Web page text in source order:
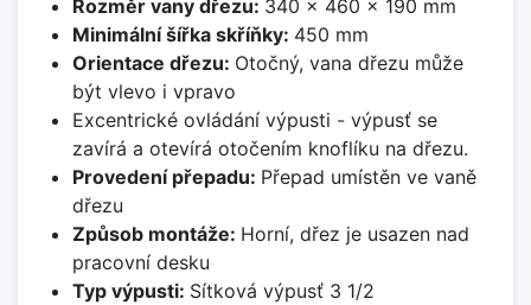
Rozměr vany dřezu: 340 x 460 x 190 mm
Minimální šířka skříňky: 450 mm
Orientace dřezu: Otočný, vana dřezu může
být vlevo i vpravo
Excentrické ovládání výpusti - výpusť se
zavírá a otevírá otočením knoflíku na dřezu.
Provedení přepadu: Přepad umístěn ve vaně
dřezu
Způsob montáže: Horní, dřez je usazen nad
pracovní desku
Typ výpusti: Sítková výpusť 3 1/2